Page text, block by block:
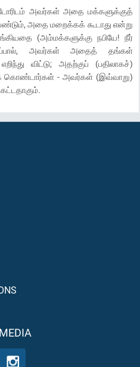
அவர்கள் அதை மக்களுக்குத்
அதை மறைக்கக் கூடாது என்று
(அம்மக்களுக்கு நபியே! நீர்
அப்பால், அவர்கள் அதைத் தங்கள்
விட்டு; அதற்குப் (பதிலாகச்)
கொண்டார்கள் - அவர்கள் (இவ்வாறு)